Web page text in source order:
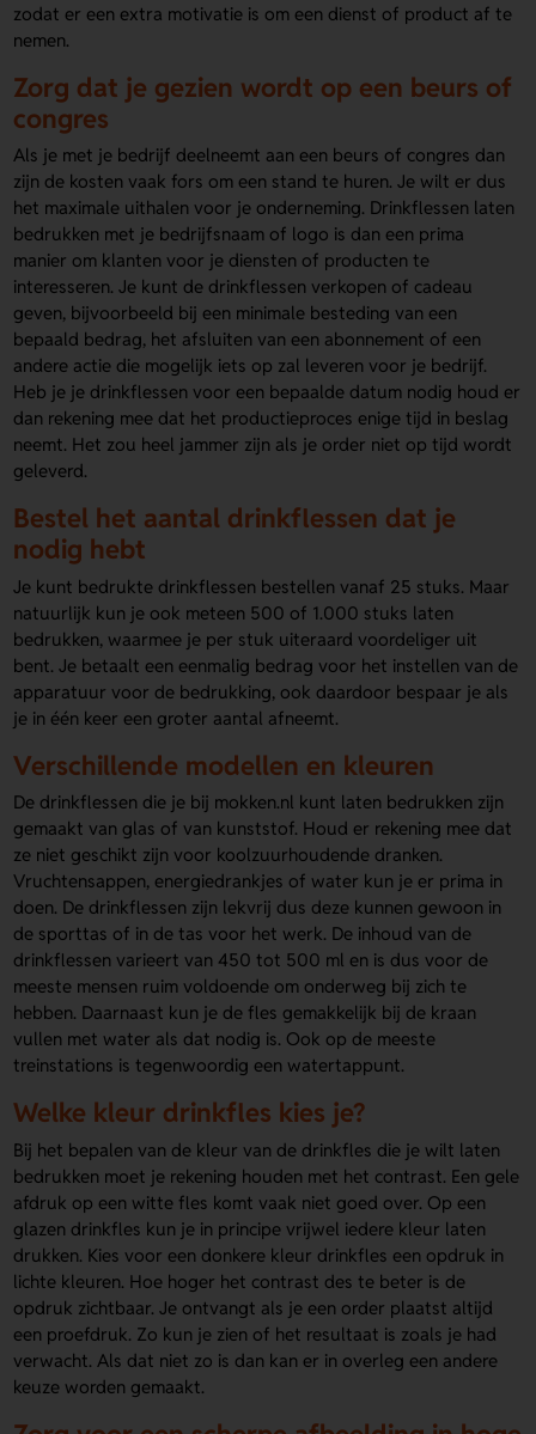
zodat er een extra motivatie is om een dienst of product af te
nemen.
Zorg dat je gezien wordt op een beurs of
congres
Als je met je bedrijf deelneemt aan een beurs of congres dan
zijn de kosten vaak fors om een stand te huren. Je wilt er dus
het maximale uithalen voor je onderneming. Drinkflessen laten
bedrukken met je bedrijfsnaam of logo is dan een prima
manier om klanten voor je diensten of producten te
interesseren. Je kunt de drinkflessen verkopen of cadeau
geven, bijvoorbeeld bij een minimale besteding van een
bepaald bedrag, het afsluiten van een abonnement of een
andere actie die mogelijk iets op zal leveren voor je bedrijf.
Heb je je drinkflessen voor een bepaalde datum nodig houd er
dan rekening mee dat het productieproces enige tijd in beslag
neemt. Het zou heel jammer zijn als je order niet op tijd wordt
geleverd.
Bestel het aantal drinkflessen dat je
nodig hebt
Je kunt bedrukte drinkflessen bestellen vanaf 25 stuks. Maar
natuurlijk kun je ook meteen 500 of 1.000 stuks laten
bedrukken, waarmee je per stuk uiteraard voordeliger uit
bent. Je betaalt een eenmalig bedrag voor het instellen van de
apparatuur voor de bedrukking, ook daardoor bespaar je als
je in één keer een groter aantal afneemt.
Verschillende modellen en kleuren
De drinkflessen die je bij mokken.nl kunt laten bedrukken zijn
gemaakt van glas of van kunststof. Houd er rekening mee dat
ze niet geschikt zijn voor koolzuurhoudende dranken.
Vruchtensappen, energiedrankjes of water kun je er prima in
doen. De drinkflessen zijn lekvrij dus deze kunnen gewoon in
de sporttas of in de tas voor het werk. De inhoud van de
drinkflessen varieert van 450 tot 500 ml en is dus voor de
meeste mensen ruim voldoende om onderweg bij zich te
hebben. Daarnaast kun je de fles gemakkelijk bij de kraan
vullen met water als dat nodig is. Ook op de meeste
treinstations is tegenwoordig een watertappunt.
Welke kleur drinkfles kies je?
Bij het bepalen van de kleur van de drinkfles die je wilt laten
bedrukken moet je rekening houden met het contrast. Een gele
afdruk op een witte fles komt vaak niet goed over. Op een
glazen drinkfles kun je in principe vrijwel iedere kleur laten
drukken. Kies voor een donkere kleur drinkfles een opdruk in
lichte kleuren. Hoe hoger het contrast des te beter is de
opdruk zichtbaar. Je ontvangt als je een order plaatst altijd
een proefdruk. Zo kun je zien of het resultaat is zoals je had
verwacht. Als dat niet zo is dan kan er in overleg een andere
keuze worden gemaakt.